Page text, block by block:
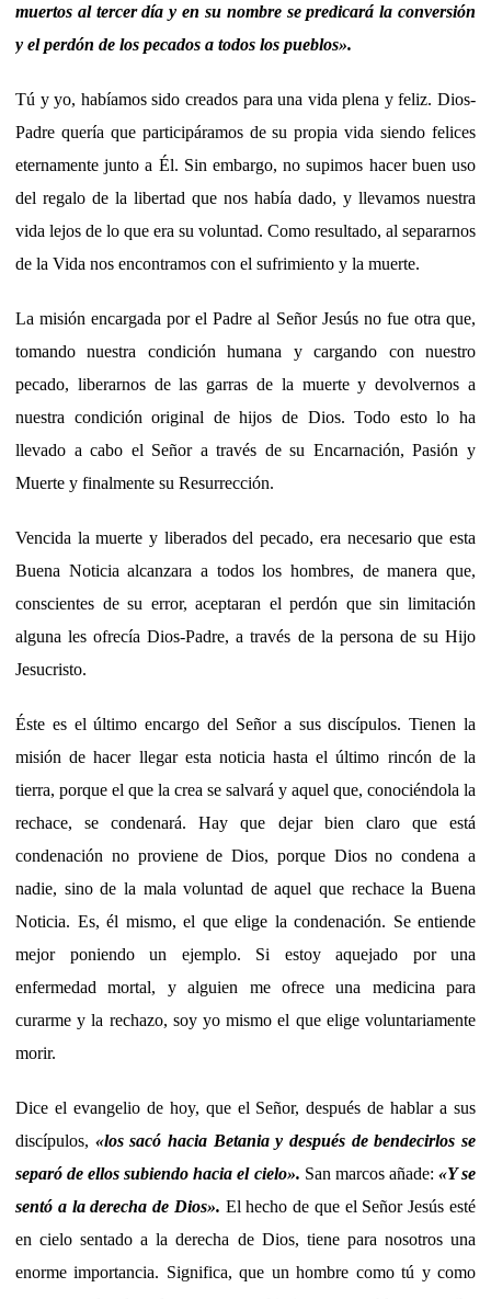
muertos al tercer día y en su nombre se predicará la conversión
y el perdón de los pecados a todos los pueblos».
Tú y yo, habíamos sido creados para una vida plena y feliz. Dios-
Padre quería que participáramos de su propia vida siendo felices
eternamente junto a Él. Sin embargo, no supimos hacer buen uso
del regalo de la libertad que nos había dado, y llevamos nuestra
vida lejos de lo que era su voluntad. Como resultado, al separarnos
de la Vida nos encontramos con el sufrimiento y la muerte.
La misión encargada por el Padre al Señor Jesús no fue otra que,
tomando nuestra condición humana y cargando con nuestro
pecado, liberarnos de las garras de la muerte y devolvernos a
nuestra condición original de hijos de Dios. Todo esto lo ha
llevado a cabo el Señor a través de su Encarnación, Pasión y
Muerte y finalmente su Resurrección.
Vencida la muerte y liberados del pecado, era necesario que esta
Buena Noticia alcanzara a todos los hombres, de manera que,
conscientes de su error, aceptaran el perdón que sin limitación
alguna les ofrecía Dios-Padre, a través de la persona de su Hijo
Jesucristo.
Éste es el último encargo del Señor a sus discípulos. Tienen la
misión de hacer llegar esta noticia hasta el último rincón de la
tierra, porque el que la crea se salvará y aquel que, conociéndola la
rechace, se condenará. Hay que dejar bien claro que está
condenación no proviene de Dios, porque Dios no condena a
nadie, sino de la mala voluntad de aquel que rechace la Buena
Noticia. Es, él mismo, el que elige la condenación. Se entiende
mejor poniendo un ejemplo. Si estoy aquejado por una
enfermedad mortal, y alguien me ofrece una medicina para
curarme y la rechazo, soy yo mismo el que elige voluntariamente
morir.
Dice el evangelio de hoy, que el Señor, después de hablar a sus
discípulos, «los sacó hacia Betania y después de bendecirlos se
separó de ellos subiendo hacia el cielo». San marcos añade: «Y se
sentó a la derecha de Dios». El hecho de que el Señor Jesús esté
en cielo sentado a la derecha de Dios, tiene para nosotros una
enorme importancia. Significa, que un hombre como tú y como